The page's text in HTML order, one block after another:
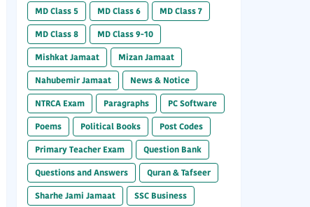
MD Class 5
MD Class 6
MD Class 7
MD Class 8
MD Class 9-10
Mishkat Jamaat
Mizan Jamaat
Nahubemir Jamaat
News & Notice
NTRCA Exam
Paragraphs
PC Software
Poems
Political Books
Post Codes
Primary Teacher Exam
Question Bank
Questions and Answers
Quran & Tafseer
Sharhe Jami Jamaat
SSC Business